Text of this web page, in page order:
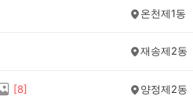
온천제1동
재송제2동
[8] 양정제2동